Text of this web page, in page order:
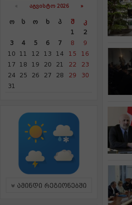
« ᲐᲒᲕᲘᲡᲢᲝ 2026 »
Ო Ს Ო Ხ Პ Შ
Კ
1
2
3
4 5 6 7 8
9
10
11 12 13 14 15
16
17
18 19 20 21 22
23
24
25 26 27 28 29
30
31
ამინდი რეგიონებში